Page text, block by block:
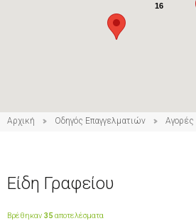
16
Αρχική Οδηγός Επαγγελματιών Αγορές
Είδη Γραφείου
Βρέθηκαν 35 αποτελέσματα